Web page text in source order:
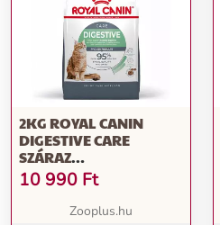
2KG ROYAL CANIN
DIGESTIVE CARE
SZÁRAZ
MACSKAELEDEL
10 990 Ft
Zooplus.hu